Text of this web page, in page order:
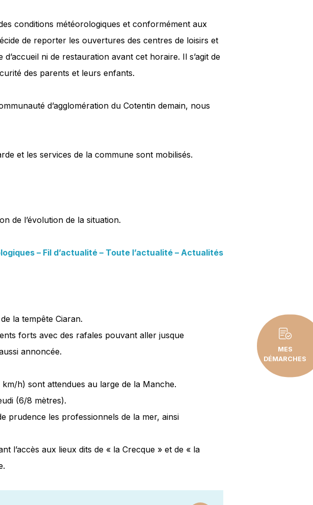
MES
DÉMARCHES
conditions météorologiques et conformément aux
de reporter les ouvertures des centres de loisirs et
ni de restauration avant cet horaire. Il s’agit de
des parents et leurs enfants.
d’agglomération du Cotentin demain, nous
et les services de la commune sont mobilisés.
de l’évolution de la situation.
– Fil d’actualité – Toute l’actualité – Actualités
la tempête Ciaran.
forts avec des rafales pouvant aller jusque
annoncée.
h) sont attendues au large de la Manche.
(6/8 mètres).
prudence les professionnels de la mer, ainsi
l’accès aux lieux dits de « la Crecque » et de « la